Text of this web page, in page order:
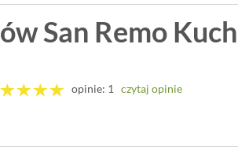
San Remo
opinie: 1 czytaj opinie